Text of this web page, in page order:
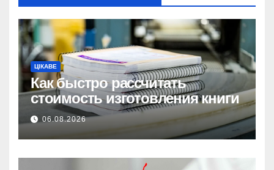
ЦІКАВЕ
Как быстро рассчитать
стоимость изготовления книги
06.08.2026